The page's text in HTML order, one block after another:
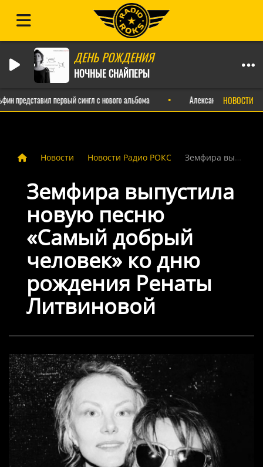
ДЕНЬ РОЖДЕНИЯ
НОЧНЫЕ СНАЙПЕРЫ
НОВОСТИ
представил первый сингл с нового альбома Александр Пушной
Новости Новости Радио РОКС Земфира выпустила новую песню «Самый добрый человек» ко дню рождения Ренаты Литвиновой
Земфира выпустила
новую песню
«Самый добрый
человек» ко дню
рождения Ренаты
Литвиновой